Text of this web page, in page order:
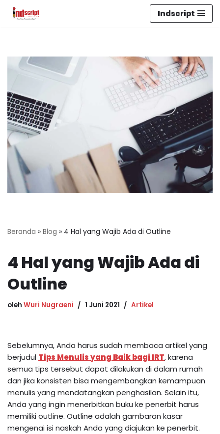
Indscript
Beranda » Blog » 4 Hal yang Wajib Ada di Outline
4 Hal yang Wajib Ada di
Outline
oleh Wuri Nugraeni 1 Juni 2021 Artikel
Sebelumnya, Anda harus sudah membaca artikel yang
berjudul Tips Menulis yang Baik bagi IRT, karena
semua tips tersebut dapat dilakukan di dalam rumah
dan jika konsisten bisa mengembangkan kemampuan
menulis yang mendatangkan penghasilan. Selain itu,
Anda yang ingin menerbitkan buku ke penerbit harus
memiliki outline. Outline adalah gambaran kasar
mengenai isi naskah Anda yang diajukan ke penerbit.